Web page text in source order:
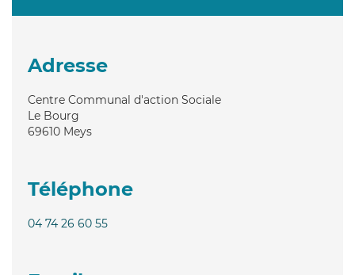
Adresse
Centre Communal d'action Sociale
Le Bourg
69610 Meys
Téléphone
04 74 26 60 55